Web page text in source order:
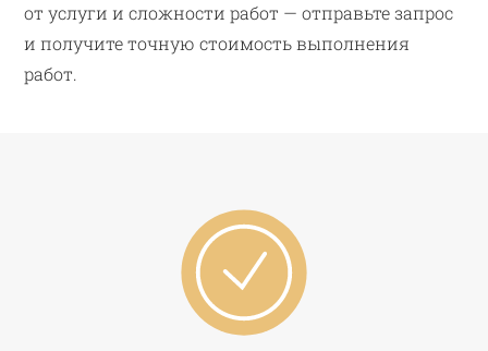
от услуги и сложности работ — отправьте запрос
и получите точную стоимость выполнения
работ.